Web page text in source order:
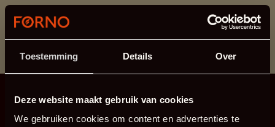
Toestemming Details Over
Deze website maakt gebruik van cookies
We gebruiken cookies om content en advertenties te
Dit onderdeel is momenteel in onderhoud.
Als je informatie mist kun je ons bellen +31 413 274
168 of mailen
info@forno.eu.